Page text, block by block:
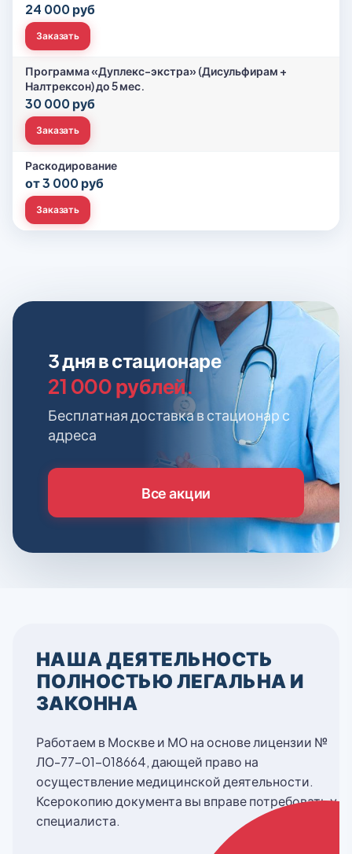
24 000 руб
Заказать
Программа «Дуплекс-экстра» (Дисульфирам +
Налтрексон) до 5 мес.
30 000 руб
Заказать
Раскодирование
от 3 000 руб
Заказать
3 дня в стационаре
21 000 рублей.
Бесплатная доставка в стационар с
адреса
Все акции
НАША ДЕЯТЕЛЬНОСТЬ
ПОЛНОСТЬЮ ЛЕГАЛЬНА И
ЗАКОННА
Работаем в Москве и МО на основе лицензии №
ЛО-77-01-018664, дающей право на
осуществление медицинской деятельности.
Ксерокопию документа вы вправе потребовать у
специалиста.